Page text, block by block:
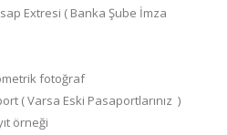
Extresi ( Banka Şube İmza
fotoğraf
( Varsa Eski Pasaportlarınız )
örneği